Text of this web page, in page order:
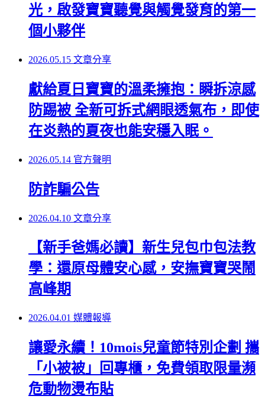
光，啟發寶寶聽覺與觸覺發育的第一
個小夥伴
2026.05.15 文章分享
獻給夏日寶寶的溫柔擁抱：瞬拆涼感
防踢被 全新可拆式網眼透氣布，即使
在炎熱的夏夜也能安穩入眠。
2026.05.14 官方聲明
防詐騙公告
2026.04.10 文章分享
【新手爸媽必讀】新生兒包巾包法教
學：還原母體安心感，安撫寶寶哭鬧
高峰期
2026.04.01 媒體報導
讓愛永續！10mois兒童節特別企劃 攜
「小被被」回專櫃，免費領取限量瀕
危動物燙布貼